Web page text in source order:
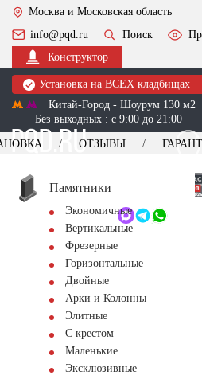
Москва и Московская область
info@pqd.ru
Поиск
Конструктор
Установка на ВСЕХ кладбищах
Китай-Город - Шоурум 130 м2
Без выходных : с 9:00 до 21:00
+7 (495) 518-44-23
Обратный звонок
ОТЗЫВЫ
Памятники
Экономичные
Вертикальные
Фрезерные
Горизонтальные
Двойные
Арки и Колонны
Элитные
С крестом
Маленькие
Эксклюзивные